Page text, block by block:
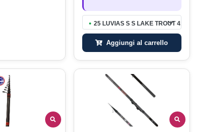
● 25 LUVIAS S S LAKE TROUT 41ULL
Aggiungi al carrello